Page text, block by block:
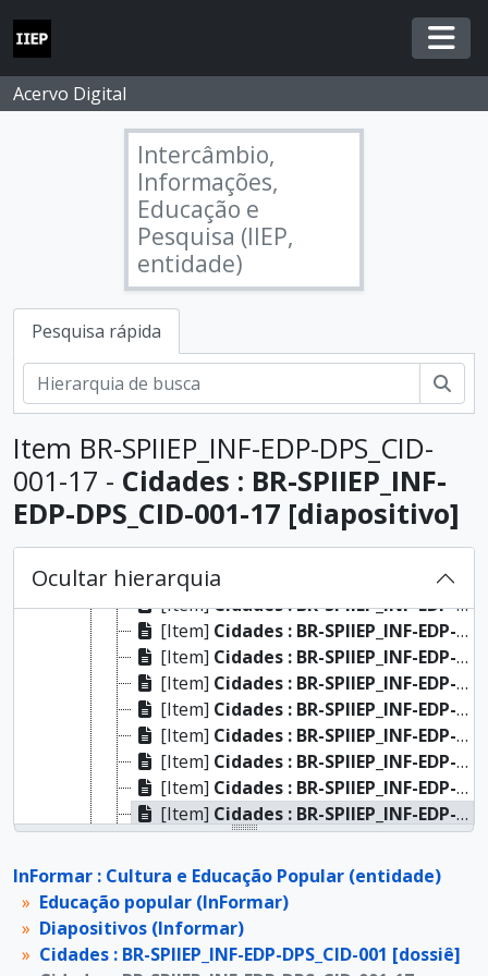
Skip to main content
Acervo Digital
Intercâmbio,
Informações,
Educação e
Pesquisa (IIEP,
entidade)
Pesquisa rápida
Item BR-SPIIEP_INF-EDP-DPS_CID-
001-17 - Cidades : BR-SPIIEP_INF-
EDP-DPS_CID-001-17 [diapositivo]
Ocultar hierarquia
[Fundo]InFormar : Cultura e Educação Popular (entidade)
[Grupo]Educação popular (InFormar)
[Série]Diapositivos (Informar)
[Dossiê]Cidades : BR-SPIIEP_INF-EDP-DPS_CID-001 [dossiê]
[Item]Cidades : BR-SPIIEP_INF-EDP-DPS_CID-001-04 [diapositivo]
[Item] Cidades : BR-SPIIEP_INF-EDP-DPS_CID-001-05 [diapositivo]
[Item] Cidades : BR-SPIIEP_INF-EDP-DPS_CID-001-08 [diapositivo]
[Item] Cidades : BR-SPIIEP_INF-EDP-DPS_CID-001-09 [diapositivo]
[Item] Cidades : BR-SPIIEP_INF-EDP-DPS_CID-001-11 [diapositivo]
[Item] Cidades : BR-SPIIEP_INF-EDP-DPS_CID-001-13 [diapositivo]
[Item] Cidades : BR-SPIIEP_INF-EDP-DPS_CID-001-14 [diapositivo]
[Item] Cidades : BR-SPIIEP_INF-EDP-DPS_CID-001-15 [diapositivo]
[Item] Cidades : BR-SPIIEP_INF-EDP-DPS_CID-001-17 [diapositivo]
[Item]Cidades : BR-SPIIEP_INF-EDP-DPS_CID-001-18 [diapositivo]
[Item]
Cidades : BR-SPIIEP_INF-EDP-DPS_CID-001-19 [diapositivo]
[Item] Cidades : BR-SPIIEP_INF-EDP-DPS_CID-001-20 [diapositivo]
[Dossiê]
Cidades : BR-SPIIEP_INF-EDP-DPS_CID-002 [dossiê]
[Dossiê] Cidades : BR-SPIIEP_INF-EDP-DPS_CID-003 [dossiê]
[Dossiê]Cidades : BR-SPIIEP_INF-EDP-DPS_CID-004 [dossiê]
InFormar : Cultura e Educação Popular (entidade)
Educação popular (InFormar)
Diapositivos (Informar)
Cidades : BR-SPIIEP_INF-EDP-DPS_CID-001 [dossiê]